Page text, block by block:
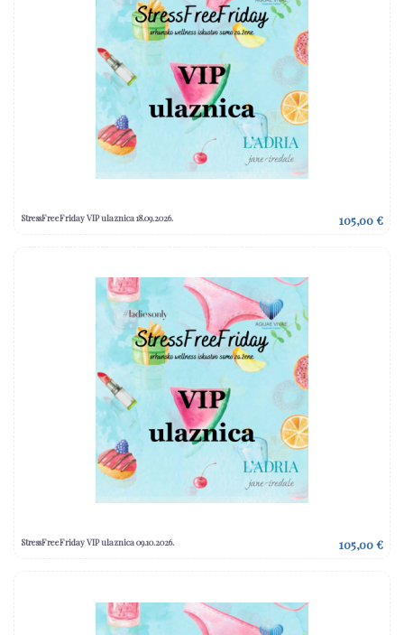
StressFreeFriday VIP ulaznica 18.09.2026. 105,00 €
StressFreeFriday VIP ulaznica 09.10.2026. 105,00 €